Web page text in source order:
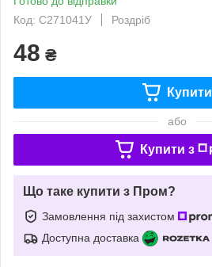
Код: С271041У
Роздріб
48 ₴
Купити
або
Купити з
Що таке купити з Пром?
Замовлення під захистом
Доступна доставка